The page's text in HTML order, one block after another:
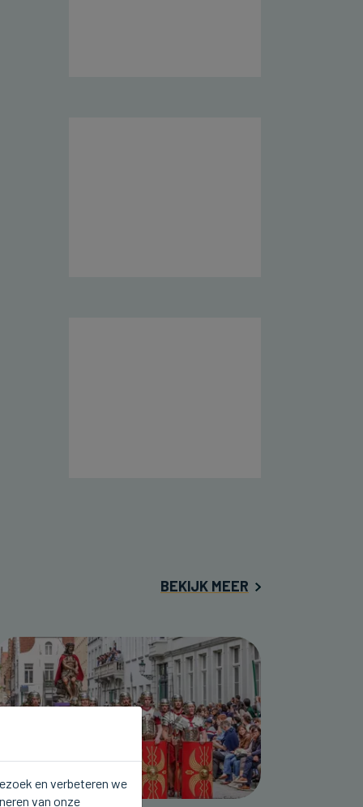
BEKIJK MEER
en verbeteren we
van onze